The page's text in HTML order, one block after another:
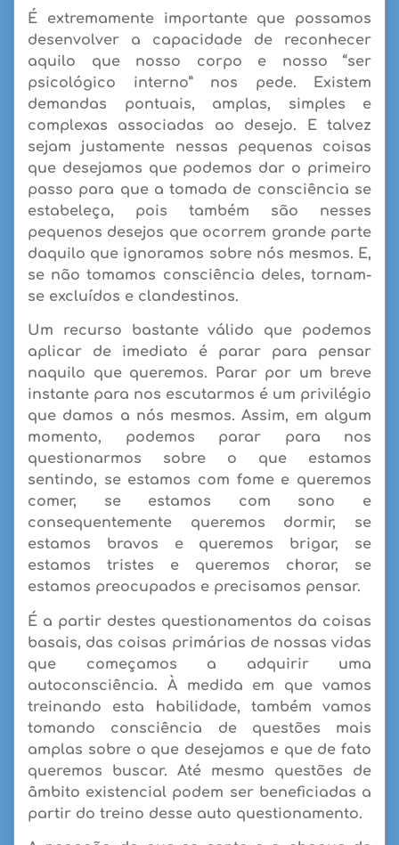
É extremamente importante que possamos
desenvolver a capacidade de reconhecer
aquilo que nosso corpo e nosso “ser
psicológico interno” nos pede. Existem
demandas pontuais, amplas, simples e
complexas associadas ao desejo. E talvez
sejam justamente nessas pequenas coisas
que desejamos que podemos dar o primeiro
passo para que a tomada de consciência se
estabeleça, pois também são nesses
pequenos desejos que ocorrem grande parte
daquilo que ignoramos sobre nós mesmos. E,
se não tomamos consciência deles, tornam-
se excluídos e clandestinos.
Um recurso bastante válido que podemos
aplicar de imediato é parar para pensar
naquilo que queremos. Parar por um breve
instante para nos escutarmos é um privilégio
que damos a nós mesmos. Assim, em algum
momento, podemos parar para nos
questionarmos sobre o que estamos
sentindo, se estamos com fome e queremos
comer, se estamos com sono e
consequentemente queremos dormir, se
estamos bravos e queremos brigar, se
estamos tristes e queremos chorar, se
estamos preocupados e precisamos pensar.
É a partir destes questionamentos da coisas
basais, das coisas primárias de nossas vidas
que começamos a adquirir uma
autoconsciência. À medida em que vamos
treinando esta habilidade, também vamos
tomando consciência de questões mais
amplas sobre o que desejamos e que de fato
queremos buscar. Até mesmo questões de
âmbito existencial podem ser beneficiadas a
partir do treino desse auto questionamento.